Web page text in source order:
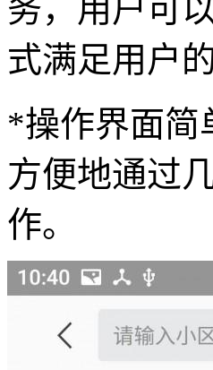
务，用户可
式满足用户
*操作界面简
方便地通过
作。